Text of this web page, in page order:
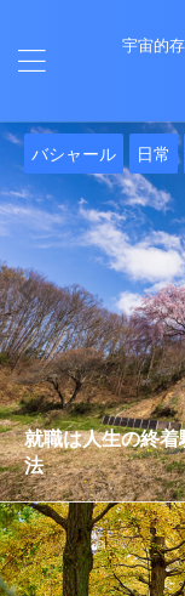
宇宙的
日常 津留晃一
雨の日の恵み：
バシャール 日常
就職は人生の終
法
Healy 日常
ヒーリーを買う
みた感想と注意点
バシャール 日常
エネルギーの法
日常
現実を変える
日常
今、ここにいるこ
Healy 日常 津
もしかしてだけ
日常
iPad 第10世代買
Healy 日常
久し振りにHealy
日常
大谷さんの通訳